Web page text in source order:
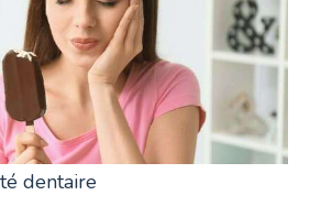
dentaire